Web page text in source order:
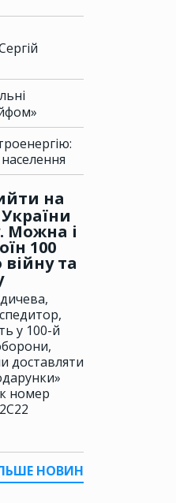
на
Можна і
100
та
у 100-й
доставляти
номер
НОВИН